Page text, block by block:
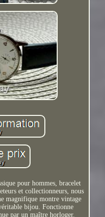
pour hommes, bracelet
et collectionneurs, nous
magnifique montre vintage
bijou. Fonctionne
par un maître horloger.